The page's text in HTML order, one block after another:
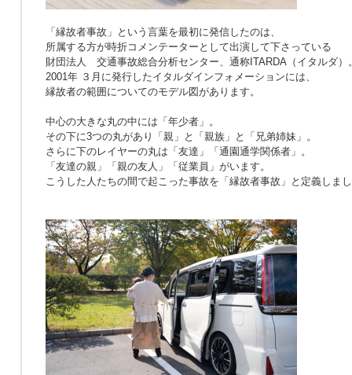
「縁故者事故」という言葉を最初に発信したのは、
所属する方が時折コメンテーターとして出演して下さっている
財団法人 交通事故総合分析センター、通称ITARDA（イタルダ）
2001年 ３月に発行したイタルダインフォメーションには、
縁故者の範囲についてのモデル図があります。
中心の大きな丸の中には「年少者」。
その下に3つの丸があり「親」と「親族」と「兄弟姉妹」。
さらに下のレイヤーの丸は「友達」「通園通学関係者」。
「友達の親」「親の友人」「従業員」がいます。
こうした人たちの間で起こった事故を「縁故者事故」と定義しま